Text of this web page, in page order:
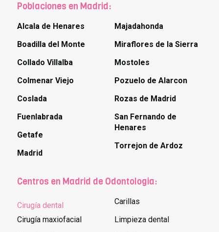
Poblaciones en Madrid:
Alcala de Henares
Boadilla del Monte
Collado Villalba
Colmenar Viejo
Coslada
Fuenlabrada
Getafe
Madrid
Majadahonda
Miraflores de la Sierra
Mostoles
Pozuelo de Alarcon
Rozas de Madrid
San Fernando de
Henares
Torrejon de Ardoz
Centros en Madrid de Odontologia:
Cirugía dental
Cirugía maxiofacial
Carillas
Limpieza dental